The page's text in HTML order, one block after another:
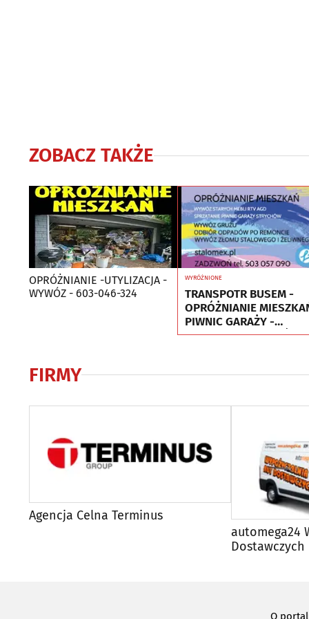
ZOBACZ TAKŻE
OPRÓŻNIANIE -UTYLIZACJA -
WYWÓZ - 603-046-324
WYRÓŻNIONE
TRANSPOTR BUSEM -
OPRÓŻNIANIE
PIWNIC GARAŻY -
UTYLIZACJA - WYWÓZ
FIRMY
Agencja Celna Terminus
automega24
Dostawczych
O